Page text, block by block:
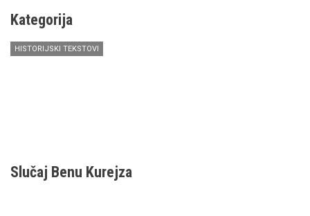
Kategorija
HISTORIJSKI TEKSTOVI
Slučaj Benu Kurejza